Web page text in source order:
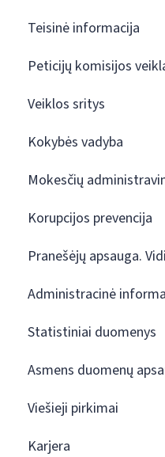
Teisinė informacija
Peticijų komisijos
Veiklos sritys
Kokybės vadyba
Mokesčių
Korupcijos prevencija
Pranešėjų apsauga.
Administracinė
Statistiniai duomenys
Asmens duomenų
Viešieji pirkimai
Karjera